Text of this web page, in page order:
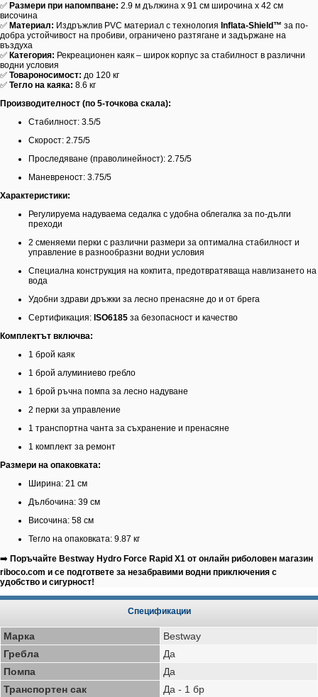
✅ Размери при напомпване: 2.9 м дължина x 91 см широчина x 42 см
височина
✅ Материал: Издръжлив PVC материал с технология Inflata-Shield™ за по-
добра устойчивост на пробиви, ограничено разтягане и задържане на
въздуха
✅ Категория: Рекреационен каяк – широк корпус за стабилност в различни
водни условия
✅ Товароносимост: до 120 кг
✅ Тегло на каяка: 8.6 кг
Производителност (по 5-точкова скала):
Стабилност: 3.5/5
Скорост: 2.75/5
Проследяване (праволинейност): 2.75/5
Маневреност: 3.75/5
Характеристики:
Регулируема надуваема седалка с удобна облегалка за по-дълги
преходи
2 сменяеми перки с различни размери за оптимална стабилност и
управление в разнообразни водни условия
Специална конструкция на кокпита, предотвратяваща навлизането на
вода
Удобни здрави дръжки за лесно пренасяне до и от брега
Сертификация: ISO6185 за безопасност и качество
Комплектът включва:
1 брой каяк
1 брой алуминиево гребло
1 брой ръчна помпа за лесно надуване
2 перки за управление
1 транспортна чанта за съхранение и пренасяне
1 комплект за ремонт
Размери на опаковката:
Ширина: 21 см
Дълбочина: 39 см
Височина: 58 см
Тегло на опаковката: 9.87 кг
➡️ Поръчайте Bestway Hydro Force Rapid X1 от онлайн риболовен магазин
riboco.com и се подгответе за незабравими водни приключения с
удобство и сигурност!
Спецификации
Марка
Bestway
Гребла
Да
Помпа
Да
Транспортен сак
Да - 1 бр